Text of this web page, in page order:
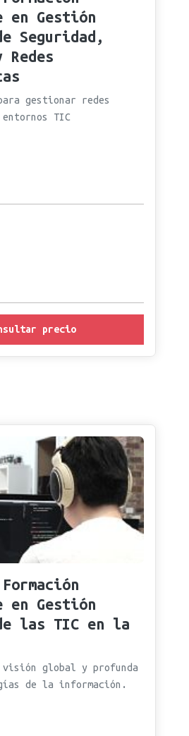
en Gestión
Seguridad,
Redes
gestionar redes
TIC
precio
en Gestión
las TIC en la
visión global y profunda
de la información.